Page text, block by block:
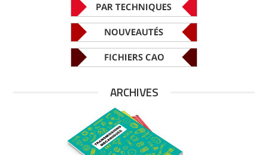
ARCHIVES